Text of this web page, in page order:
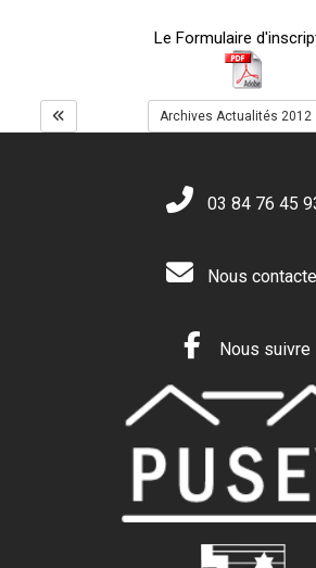
Le Formulaire
Archives Actualités 2012
03 84 76 45
Nous
Nous suivre